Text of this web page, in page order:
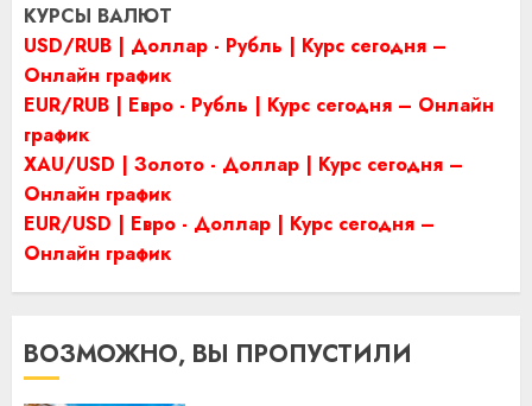
КУРСЫ ВАЛЮТ
USD/RUB | Доллар - Рубль | Курс сегодня –
Онлайн график
EUR/RUB | Евро - Рубль | Курс сегодня – Онлайн
график
XAU/USD | Золото - Доллар | Курс сегодня –
Онлайн график
EUR/USD | Евро - Доллар | Курс сегодня –
Онлайн график
ВОЗМОЖНО, ВЫ ПРОПУСТИЛИ